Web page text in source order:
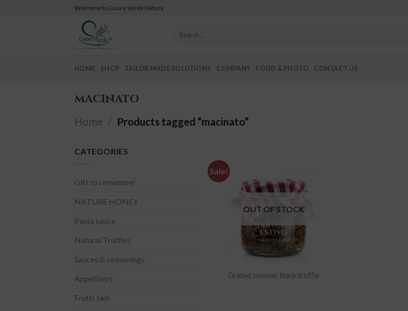
Welcome to Cuore Verde Natura
Search
HOME SHOP TAILOR MADE SOLUTIONS COMPANY FOOD & PHOTO CONTACT US
macinato
Home Products tagged “macinato”
CATEGORIES
Gift to remember
NATURE HONEY
Pasta sauce
Natural Truffles
Sauces & seasonings
Appetizers
Fruttì Jam
Sale!
OUT OF STOCK
Grated summer black truffle